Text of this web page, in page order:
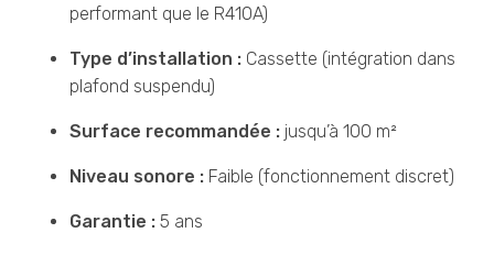
performant que le R410A)
Type d’installation : Cassette (intégration dans
plafond suspendu)
Surface recommandée : jusqu’à 100 m²
Niveau sonore : Faible (fonctionnement discret)
Garantie : 5 ans